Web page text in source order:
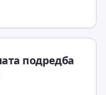
подредба